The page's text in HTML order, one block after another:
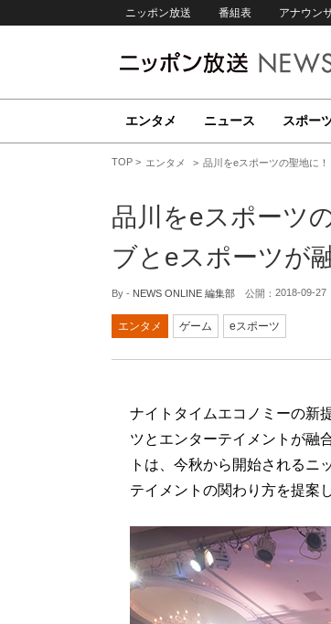
ニッポン放送 番組表 アナウン
エンタメ ニュース スポー
TOP エンタメ 品川をeスポーツの聖地に
品川をeスポーツ
ブとeスポーツが
By - NEWS ONLINE 編集部 公開： 2018-09-27
エンタメ ゲーム eスポーツ
ナイトタイムエコノミーの新
ツとエンターテイメントが
トは、今秋から開始されるニ
テイメントの関わり方を提案